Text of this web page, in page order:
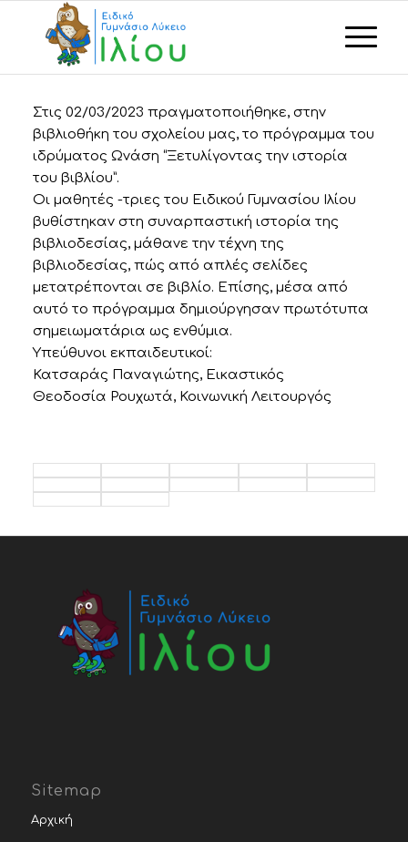
Στις 02/03/2023 πραγματοποιήθηκε, στην
βιβλιοθήκη του σχολείου μας, το πρόγραμμα του
ιδρύματος Ωνάση “Ξετυλίγοντας την ιστορία
του βιβλίου”.
Οι μαθητές -τριες του Ειδικού Γυμνασίου Ιλίου
βυθίστηκαν στη συναρπαστική ιστορία της
βιβλιοδεσίας, μάθανε την τέχνη της
βιβλιοδεσίας, πώς από απλές σελίδες
μετατρέπονται σε βιβλίο. Επίσης, μέσα από
αυτό το πρόγραμμα δημιούργησαν πρωτότυπα
σημειωματάρια ως ενθύμια.
Υπεύθυνοι εκπαιδευτικοί:
Κατσαράς Παναγιώτης, Εικαστικός
Θεοδοσία Ρουχωτά, Κοινωνική Λειτουργός
Sitemap
Αρχική